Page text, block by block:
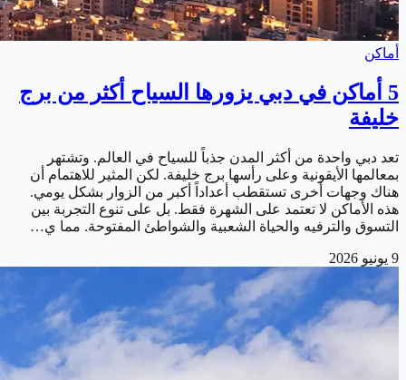
أماكن
5 أماكن في دبي يزورها السياح أكثر من برج
خليفة
تعد دبي واحدة من أكثر المدن جذباً للسياح في العالم. وتشتهر
بمعالمها الأيقونية وعلى رأسها برج خليفة. لكن المثير للاهتمام أن
هناك وجهات أخرى تستقطب أعداداً أكبر من الزوار بشكل يومي.
هذه الأماكن لا تعتمد على الشهرة فقط. بل على تنوع التجربة بين
التسوق والترفيه والحياة الشعبية والشواطئ المفتوحة. مما ي…
9 يونيو 2026